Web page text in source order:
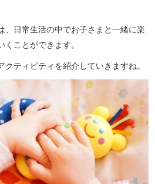
、日常生活の中でお子さまと一緒に楽
ことができます。
ティビティを紹介していきますね。